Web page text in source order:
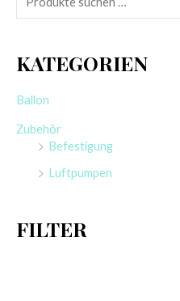
u
h
n
KATEGORIEN
Ballon
Zubehör
Befestigung
Luftpumpen
FILTER